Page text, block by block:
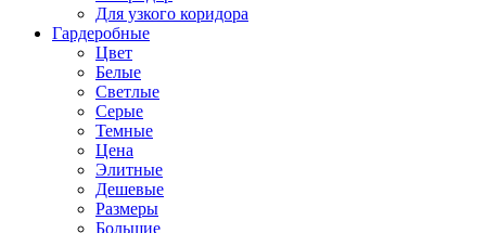
Для узкого коридора
Гардеробные
Цвет
Белые
Светлые
Серые
Темные
Цена
Элитные
Дешевые
Размеры
Большие